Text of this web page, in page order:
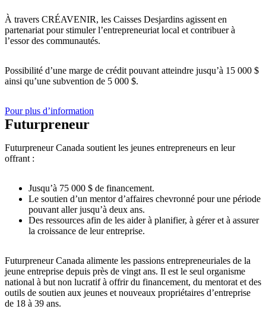
À travers CRÉAVENIR, les Caisses Desjardins agissent en
partenariat pour stimuler l’entrepreneuriat local et contribuer à
l’essor des communautés.
Possibilité d’une marge de crédit pouvant atteindre jusqu’à 15 000 $
ainsi qu’une subvention de 5 000 $.
Pour plus d’information
Futurpreneur
Futurpreneur Canada soutient les jeunes entrepreneurs en leur
offrant :
Jusqu’à 75 000 $ de financement.
Le soutien d’un mentor d’affaires chevronné pour une période
pouvant aller jusqu’à deux ans.
Des ressources afin de les aider à planifier, à gérer et à assurer
la croissance de leur entreprise.
Futurpreneur Canada alimente les passions entrepreneuriales de la
jeune entreprise depuis près de vingt ans. Il est le seul organisme
national à but non lucratif à offrir du financement, du mentorat et des
outils de soutien aux jeunes et nouveaux propriétaires d’entreprise
de 18 à 39 ans.